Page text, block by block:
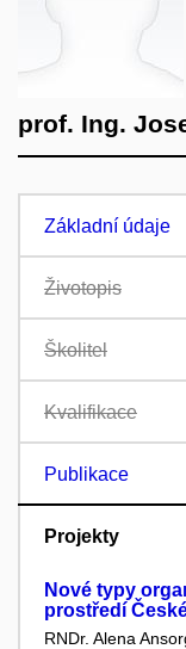
prof. Ing.
Základní údaje
Životopis
Školitel
Kvalifikace
Publikace
Projekty
Nové typy
prostředí
RNDr. Alena